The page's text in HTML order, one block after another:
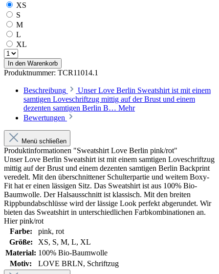
XS
S
M
L
XL
In den Warenkorb
Produktnummer: TCR11014.1
Beschreibung
Unser Love Berlin Sweatshirt ist mit einem
samtigen Loveschriftzug mittig auf der Brust und einem
dezenten samtigen Berlin B… Mehr
Bewertungen
Menü schließen
Produktinformationen "Sweatshirt Love Berlin pink/rot"
Unser Love Berlin Sweatshirt ist mit einem samtigen Loveschriftzug
mittig auf der Brust und einem dezenten samtigen Berlin Backprint
veredelt. Mit den überschnittener Schulterpartie und weitem Boxy-
Fit hat er einen lässigen Sitz. Das Sweatshirt ist aus 100% Bio-
Baumwolle. Der Halsausschnitt ist klassisch. Mit den breiten
Rippbundabschlüsse wird der lässige Look perfekt abgerundet. Wir
bieten das Sweatshirt in unterschiedlichen Farbkombinationen an.
Hier pink/rot
Farbe:
pink, rot
Größe:
XS, S, M, L, XL
Material: 100% Bio-Baumwolle
Motiv:
LOVE BRLN, Schriftzug